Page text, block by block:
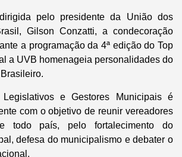
pelo presidente da União dos
Gilson Conzatti, a condecoração
a programação da 4ª edição do Top
a UVB homenageia personalidades do
e Gestores Municipais é
com o objetivo de reunir vereadores
todo país, pelo fortalecimento do
defesa do municipalismo e debater o